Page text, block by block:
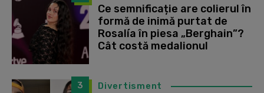
Ce semnificație are colierul în
formă de inimă purtat de
Rosalía în piesa „Berghain”?
Cât costă medalionul
3 Divertisment